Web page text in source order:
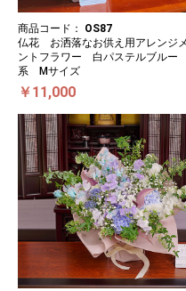
商品コード： OS87
仏花 お洒落なお供え用アレンジメ
ントフラワー 白パステルブルー
系 Mサイズ
￥11,000